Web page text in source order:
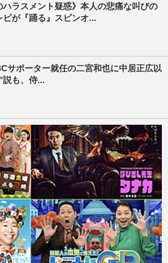
ハラスメント疑惑》本人の悲痛な叫びの
ビが『踊る』スピンオ...
サポーター就任の二宮和也に中居正広以
説も、侍...